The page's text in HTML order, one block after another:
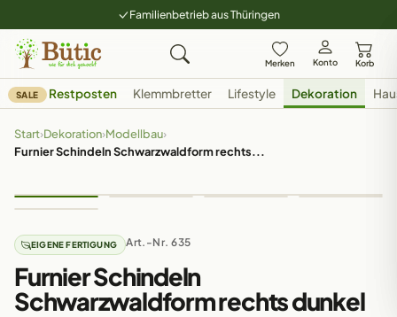
Familienbetrieb aus Thüringen
Merken Konto Korb
SALE Restposten Klemmbretter Lifestyle Dekoration
Start›Dekoration›Modellbau›
Furnier Schindeln Schwarzwaldform rechts...
EIGENE FERTIGUNG Art.-Nr. 635
Furnier Schindeln
Schwarzwaldform rechts dunkel